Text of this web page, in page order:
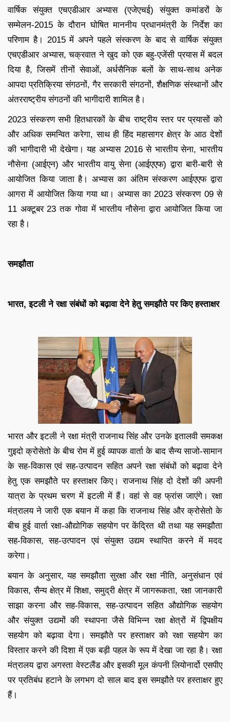
वार्षिक संयुक्त एचएडीआर अभ्यास (एजेएचई) संयुक्त कमांडरों के
सम्मेलन-2015 के दौरान घोषित माननीय प्रधानमंत्री के निर्देश का
परिणाम है। 2015 में अपने पहले संस्करण के बाद से वार्षिक संयुक्त
एचएडीआर अभ्यास, चक्रवात ने खुद को एक बहु-एजेंसी प्रयास में बदल
दिया है, जिसमें तीनों सेवाओं, अर्धसैनिक बलों के साथ-साथ अनेक
आपदा प्रतिक्रिया संगठनों, गैर सरकारी संगठनों, शैक्षणिक संस्थानों और
अंतरराष्ट्रीय संगठनों की भागीदारी शामिल है।
2023 संस्करण सभी हितधारकों के बीच राष्ट्रीय स्तर पर प्रयासों को
और अधिक समन्वित करेगा, साथ ही हिंद महासागर क्षेत्र के आठ देशों
की भागीदारी भी देखेगा। यह अभ्यास 2016 से भारतीय सेना, भारतीय
नौसेना (आईएन) और भारतीय वायु सेना (आईएएफ) द्वारा बारी-बारी से
आयोजित किया जाता है। अभ्यास का अंतिम संस्करण आईएएफ द्वारा
आगरा में आयोजित किया गया था। अभ्यास का 2023 संस्करण 09 से
11 अक्टूबर 23 तक गोवा में भारतीय नौसेना द्वारा आयोजित किया जा
रहा है।
समझौता
भारत, इटली ने रक्षा संबंधों को बढ़ावा देने हेतु समझौते पर किए हस्ताक्षर
भारत और इटली ने रक्षा मंत्री राजनाथ सिंह और उनके इतालवी समकक्ष
गुइदो क्रोसेतो के बीच रोम में हुई व्यापक वार्ता के बाद सैन्य साजो-सामान
के सह-विकास एवं सह-उत्पादन सहित अपने रक्षा संबंधों को बढ़ावा देने
हेतु एक समझौते पर हस्ताक्षर किए। राजनाथ सिंह दो देशों की अपनी
यात्रा के प्रथम चरण में इटली में हैं। वहां से वह फ्रांस जाएंगे। रक्षा
मंत्रालय ने जारी एक बयान में कहा कि राजनाथ सिंह और क्रोसेतो के
बीच हुई वार्ता रक्षा-औद्योगिक सहयोग पर केंद्रित थी तथा यह समझौता
सह-विकास, सह-उत्पादन एवं संयुक्त उद्यम स्थापित करने में मदद
करेगा।
बयान के अनुसार, यह समझौता सुरक्षा और रक्षा नीति, अनुसंधान एवं
विकास, सैन्य क्षेत्र में शिक्षा, समुद्री क्षेत्र में जागरूकता, रक्षा जानकारी
साझा करना और सह-विकास, सह-उत्पादन सहित औद्योगिक सहयोग
और संयुक्त उद्यमों की स्थापना जैसे विभिन्न रक्षा क्षेत्रों में द्विपक्षीय
सहयोग को बढ़ावा देगा। समझौते पर हस्ताक्षर को रक्षा सहयोग का
विस्तार करने की दिशा में एक बड़ी पहल के रूप में देखा जा रहा है। रक्षा
मंत्रालय द्वारा अगस्ता वेस्टलैंड और इसकी मूल कंपनी लियोनार्दो एसपीए
पर प्रतिबंध हटाने के लगभग दो साल बाद इस समझौते पर हस्ताक्षर हुए
हैं।